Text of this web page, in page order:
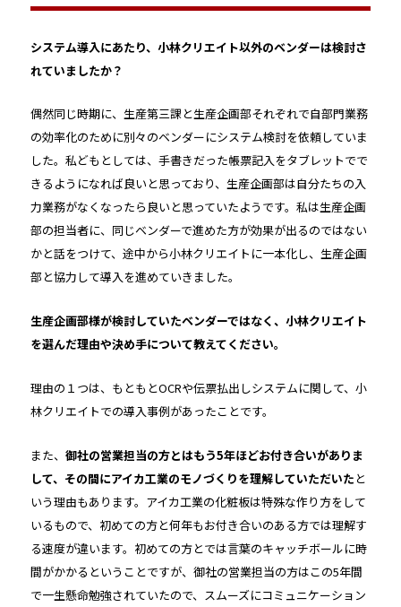
――システム導入にあたり、小林クリエイト以外のベンダーは検討さ
れていましたか？
偶然同じ時期に、生産第三課と生産企画部それぞれで自部門業務
の効率化のために別々のベンダーにシステム検討を依頼していま
した。私どもとしては、手書きだった帳票記入をタブレットでで
きるようになれば良いと思っており、生産企画部は自分たちの入
力業務がなくなったら良いと思っていたようです。私は生産企画
部の担当者に、同じベンダーで進めた方が効果が出るのではない
かと話をつけて、途中から小林クリエイトに一本化し、生産企画
部と協力して導入を進めていきました。
――生産企画部様が検討していたベンダーではなく、小林クリエイト
を選んだ理由や決め手について教えてください。
理由の１つは、もともとOCRや伝票払出しシステムに関して、小
林クリエイトでの導入事例があったことです。
また、 御社の営業担当の方とはもう5年ほどお付き合いがありま
して、その間にアイカ工業のモノづくりを理解していただいた と
いう理由もあります。アイカ工業の化粧板は特殊な作り方をして
いるもので、初めての方と何年もお付き合いのある方では理解す
る速度が違います。初めての方とでは言葉のキャッチボールに時
間がかかるということですが、御社の営業担当の方はこの5年間
で一生懸命勉強されていたので、スムーズにコミュニケーション